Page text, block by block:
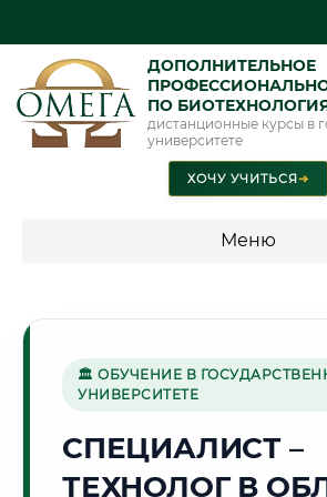
ДОПОЛНИТЕЛЬНОЕ
ПО
дистанционные курсы в
университете
ХОЧУ УЧИТЬСЯ➜
Меню
🏔️
Г. НАЛЬЧИК
🏛 ОБУЧЕНИЕ В
УНИВЕРСИТЕТЕ
СПЕЦИАЛИСТ –
ТЕХНОЛОГ В